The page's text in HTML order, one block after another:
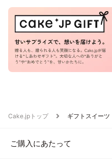
Cake.jpトップ ギフトスイーツ
ご購入にあたって